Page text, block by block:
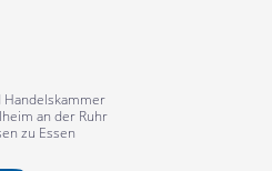
Handelskammer
an der Ruhr
zu Essen